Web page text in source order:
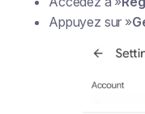
Appuyez sur »